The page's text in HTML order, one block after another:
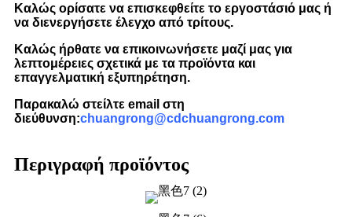
Καλώς ορίσατε να επισκεφθείτε το εργοστάσιό μας ή
να διενεργήσετε έλεγχο από τρίτους.
Καλώς ήρθατε να επικοινωνήσετε μαζί μας για
λεπτομέρειες σχετικά με τα προϊόντα και
επαγγελματική εξυπηρέτηση.
Παρακαλώ στείλτε email στη
διεύθυνση:chuangrong@cdchuangrong.com
Περιγραφή προϊόντος